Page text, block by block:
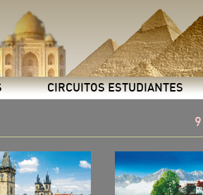
CIRCUITOS ESTUDIANTES